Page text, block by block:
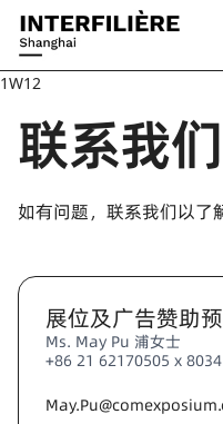
1W12
联系我们
如有问题，联系我们以了
展位及广告赞助
Ms. May Pu 浦女士
+86 21 62170505 x 8034